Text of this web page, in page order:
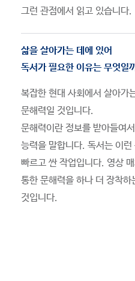
그런 관점에서 읽고 있습니다.
삶을 살아가는 데에 있어
독서가 필요한 이유는 무엇일
복잡한 현대 사회에서 살아가
문해력일 것입니다.
문해력이란 정보를 받아들여
능력을 말합니다. 독서는 이
빠르고 싼 작업입니다. 영상
통한 문해력을 하나 더 장착
것입니다.